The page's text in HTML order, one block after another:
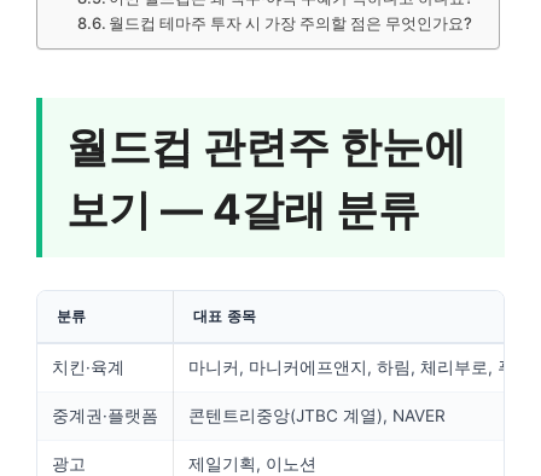
월드컵 테마주 투자 시 가장 주의할 점은 무엇인가요?
월드컵 관련주 한눈에
보기 — 4갈래 분류
분류 대표 종목
치킨·육계 마니커, 마니커에프앤지, 하림, 체리부로, 푸드
중계권·플랫폼 콘텐트리중앙(JTBC 계열), NAVER
광고 제일기획, 이노션